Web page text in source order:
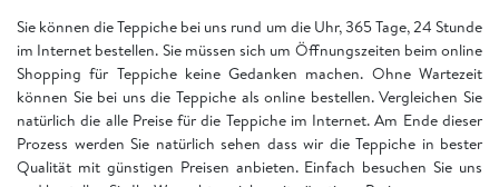
Sie können die Teppiche bei uns rund um die Uhr, 365 Tage, 24 Stunde
im Internet bestellen. Sie müssen sich um Öffnungszeiten beim online
Shopping für Teppiche keine Gedanken machen. Ohne Wartezeit
können Sie bei uns die Teppiche als online bestellen. Vergleichen Sie
natürlich die alle Preise für die Teppiche im Internet. Am Ende dieser
Prozess werden Sie natürlich sehen dass wir die Teppiche in bester
Qualität mit günstigen Preisen anbieten. Einfach besuchen Sie uns